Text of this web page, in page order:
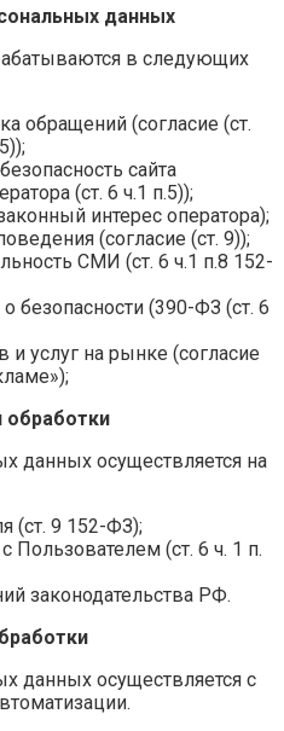
данных
в следующих
обращений (согласие (ст.
сайта
(ст. 6 ч.1 п.5));
интерес оператора);
(согласие (ст. 9));
СМИ (ст. 6 ч.1 п.8 152-
безопасности (390-ФЗ (ст. 6
услуг на рынке (согласие
обработки
данных осуществляется на
(ст. 9 152-ФЗ);
Пользователем (ст. 6 ч. 1 п.
законодательства РФ.
данных осуществляется с